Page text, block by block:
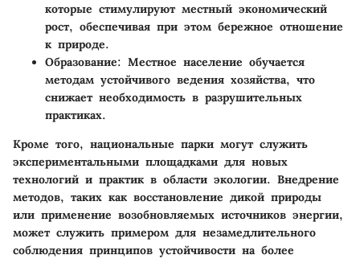
которые стимулируют местный экономический
рост, обеспечивая при этом бережное отношение
к природе.
Образование: Местное население обучается
методам устойчивого ведения хозяйства, что
снижает необходимость в разрушительных
практиках.
Кроме того, национальные парки могут служить
экспериментальными площадками для новых
технологий и практик в области экологии. Внедрение
методов, таких как восстановление дикой природы
или применение возобновляемых источников энергии,
может служить примером для незамедлительного
соблюдения принципов устойчивости на более